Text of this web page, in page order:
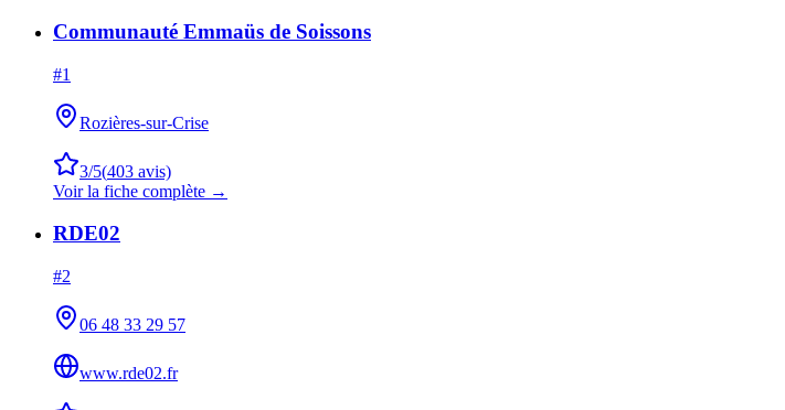
Communauté Emmaüs de Soissons
#1
Rozières-sur-Crise
3/5(403 avis)
Voir la fiche complète →
RDE02
#2
06 48 33 29 57
www.rde02.fr